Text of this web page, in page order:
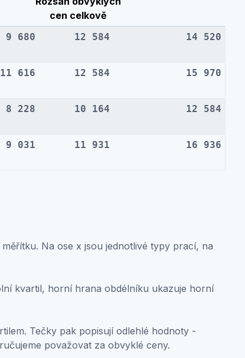
cen celkově
9 680 12 584 14 520
11 616 12 584 15 970
8 228 10 164 12 584
9 031 11 931 16 936
Na ose x jsou jednotlivé typy prací, na
kvartil, horní hrana obdélníku ukazuje horní
Tečky pak popisují odlehlé hodnoty -
považovat za obvyklé ceny.